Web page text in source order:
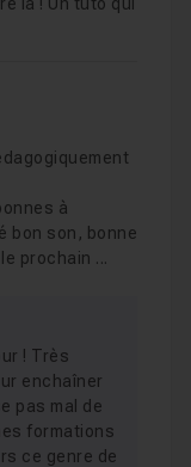
à
bon son, bonne
prochain ...
! Très
enchaîner
pas mal de
formations
ce genre de